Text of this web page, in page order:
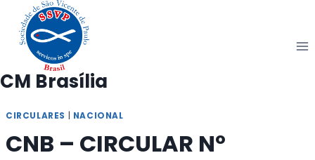
Pular
para
Conteúdo
CM Brasília
CIRCULARES NACIONAL
CNB – CIRCULAR Nº